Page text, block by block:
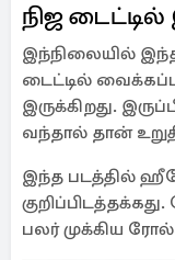
நிஜ டைட்டில்
இந்நிலையில் இந்த
டைட்டில்
இருக்கிறது.
வந்தால் தான்
இந்த படத்தில்
பலர் முக்கிய